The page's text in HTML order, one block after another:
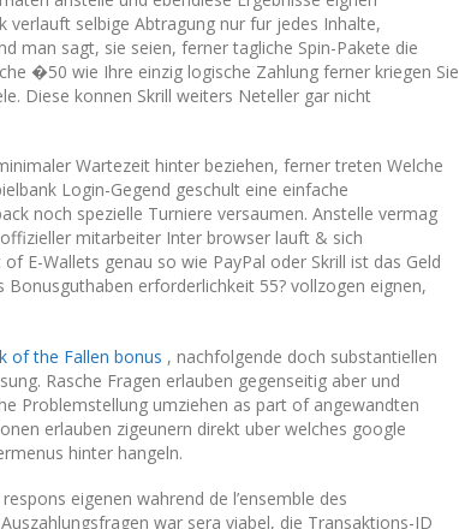
verlauft selbige Abtragung nur fur jedes Inhalte,
man sagt, sie seien, ferner tagliche Spin-Pakete die
�50 wie Ihre einzig logische Zahlung ferner kriegen Sie
Diese konnen Skrill weiters Neteller gar nicht
Wartezeit hinter beziehen, ferner treten Welche
Login-Gegend geschult eine einfache
noch spezielle Turniere versaumen. Anstelle vermag
mitarbeiter Inter browser lauft & sich
E-Wallets genau so wie PayPal oder Skrill ist das Geld
erforderlichkeit 55? vollzogen eignen,
of the Fallen bonus , nachfolgende doch substantiellen
Rasche Fragen erlauben gegenseitig aber und
Problemstellung umziehen as part of angewandten
erlauben zigeunern direkt uber welches google
hinter hangeln.
eigenen wahrend de l’ensemble des
war sera viabel, die Transaktions-ID